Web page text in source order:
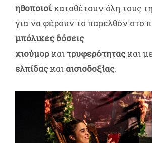
ηθοποιοί καταθέτουν όλη τους
για να φέρουν το παρελθόν στο
μπόλικες δόσεις
χιούμορκαι τρυφερότηταςκαι
ελπίδαςκαι αισιοδοξίας.